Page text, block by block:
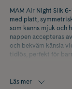
MAM Air Night Silk
med platt,
som känns mjuk och
nappen accepteras
och bekväm känsla
tidlös, perfekt för
irritation. Den öppna
Läs mer